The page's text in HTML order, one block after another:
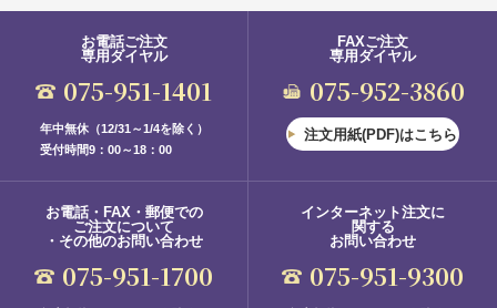
お電話ご注文
専用ダイヤル
075-951-1401
年中無休（12/31～1/4を除く）
受付時間9：00～18：00
FAXご注文
専用ダイヤル
075-952-3860
注文用紙(PDF)はこちら
お電話・FAX・郵便での
ご注文について
・その他のお問い合わせ
075-951-1700
インターネット注文に
関する
お問い合わせ
075-951-9300